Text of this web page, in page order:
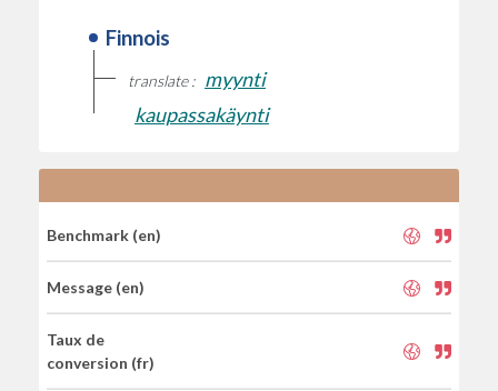
Finnois
translate : myynti
kaupassakäynti
Benchmark (en)
Message (en)
Taux de
conversion (fr)